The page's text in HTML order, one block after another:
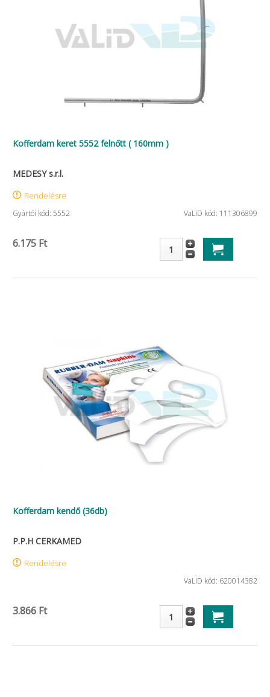
Kofferdam keret 5552 felnőtt ( 160mm )
MEDESY s.r.l.
Rendelésre
Gyártói kód: 5552 VaLiD kód: 111306899
6.175 Ft
Kofferdam kendő (36db)
P.P.H CERKAMED
Rendelésre
VaLiD kód: 620014382
3.866 Ft